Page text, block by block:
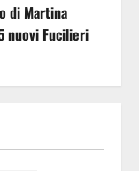
di Martina
nuovi Fucilieri